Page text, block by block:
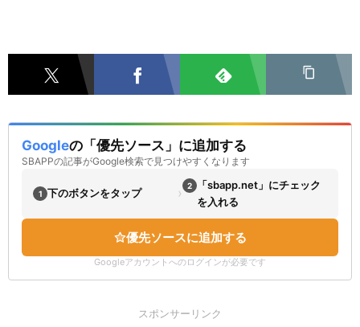
Googleの「優先ソース」に追加する
SBAPPの記事がGoogle検索で見つけやすくなります
1 下のボタンをタップ › 2
「sbapp.net」にチェック
を入れる
優先ソースに追加する
Googleアカウントへのログインが必要です
スポンサーリンク